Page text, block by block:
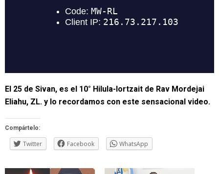
El 25 de Sivan, es el 10° Hilula-Iortzait de Rav Mordejai
Eliahu, ZL. y lo recordamos con este sensacional video.
Compártelo:
Twitter Facebook WhatsApp